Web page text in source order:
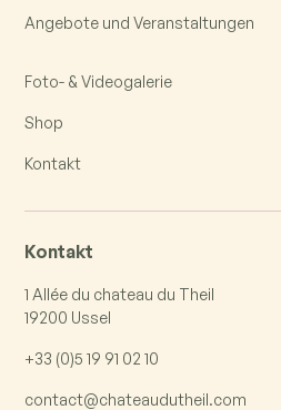
Angebote und Veranstaltungen
Foto- & Videogalerie
Shop
Kontakt
Kontakt
1 Allée du chateau du Theil
19200 Ussel
+33 (0)5 19 91 02 10
contact@chateaudutheil.com